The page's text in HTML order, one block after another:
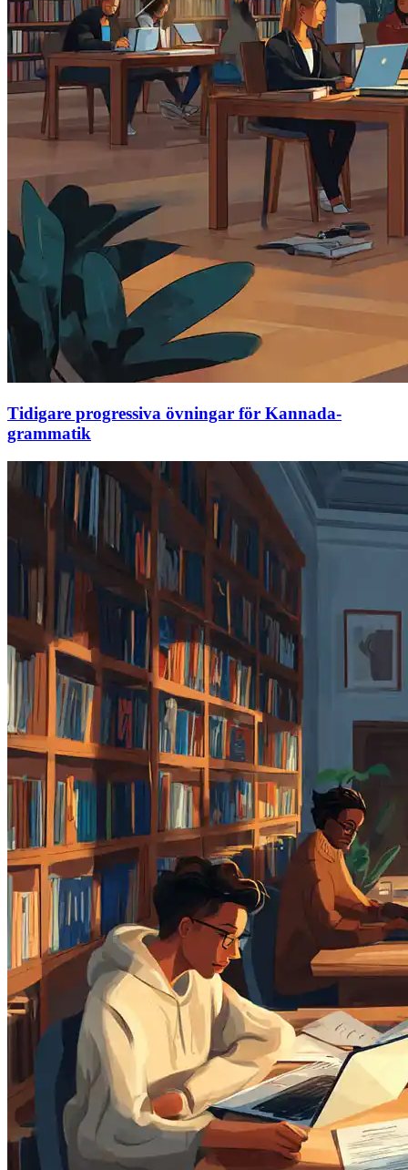
Tidigare progressiva övningar för Kannada-
grammatik